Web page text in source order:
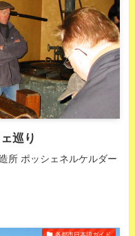
巡り
所 ポッシェネルケルダー
各都市日本語ガイド